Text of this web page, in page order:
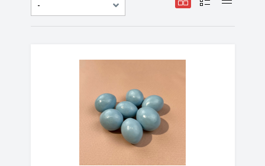
-
по популярности
сначала дешёвые
сначала дорогие